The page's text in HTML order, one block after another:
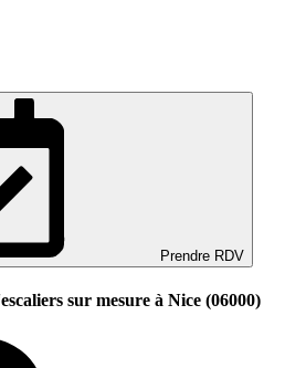
Prendre RDV
sur mesure à Nice (06000)